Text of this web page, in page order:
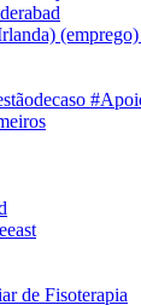
de Fisoterapia